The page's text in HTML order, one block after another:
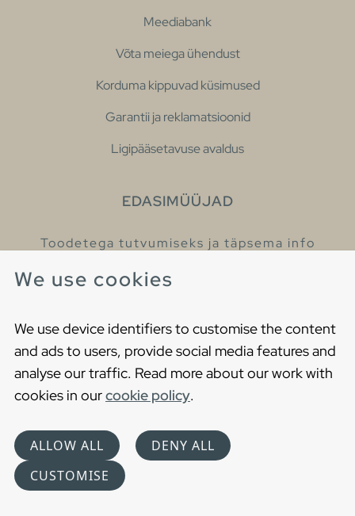
We use cookies
We use device identifiers to customise the content
and ads to users, provide social media features and
analyse our traffic. Read more about our work with
cookies in ourcookie policy.
ALLOW ALL
DENY ALL
CUSTOMISE
Meediabank
Võta meiega ühendust
Korduma kippuvad küsimused
Garantii ja reklamatsioonid
Ligipääsetavuse avaldus
EDASIMÜÜJAD
Toodetega tutvumiseks ja täpsema info
Cookies
Privaatsuspoliitika
Choose language